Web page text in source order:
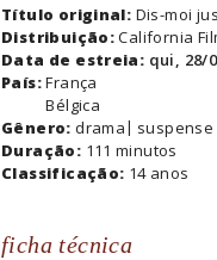
Título original: Dis-moi
Distribuição:California
Data de estreia: qui, 28/
País:França
Bélgica
Gênero:drama
suspense
Duração: 111 minutos
Classificação: 14 anos
ficha técnica